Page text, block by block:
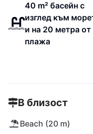
40 m² басейн с
изглед към
и на 20 метра от
плажа
В близост
Beach (20 m)